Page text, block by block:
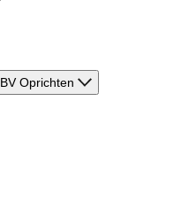
BV Oprichten